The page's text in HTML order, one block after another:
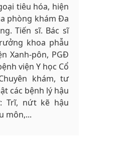
tiêu hóa, hiện
phòng khám Đa
Tiến sĩ. Bác sĩ
khoa phẫu
Xanh-pôn, PGĐ
viện Y học Cổ
khám, tư
các bệnh lý hậu
Trĩ, nứt kẽ hậu
môn,...
II Nguyễn Văn
sắc của phòng
Đồng. Đại tá,
từng là Nguyên
bệnh viện Quân
chăm sóc, sức
Trường Sa. Bác
tư vấn và điều trị
như: Trĩ, nứt kẽ
môn..
tiêu hóa Ngô
những bác sĩ
lựa, đặt hẹn
tế Cộng Đồng.
là bác sĩ khoa
Đức, phó trưởng
Trung ương,
của trường Đại
Thành là thực
các bệnh ở hậu